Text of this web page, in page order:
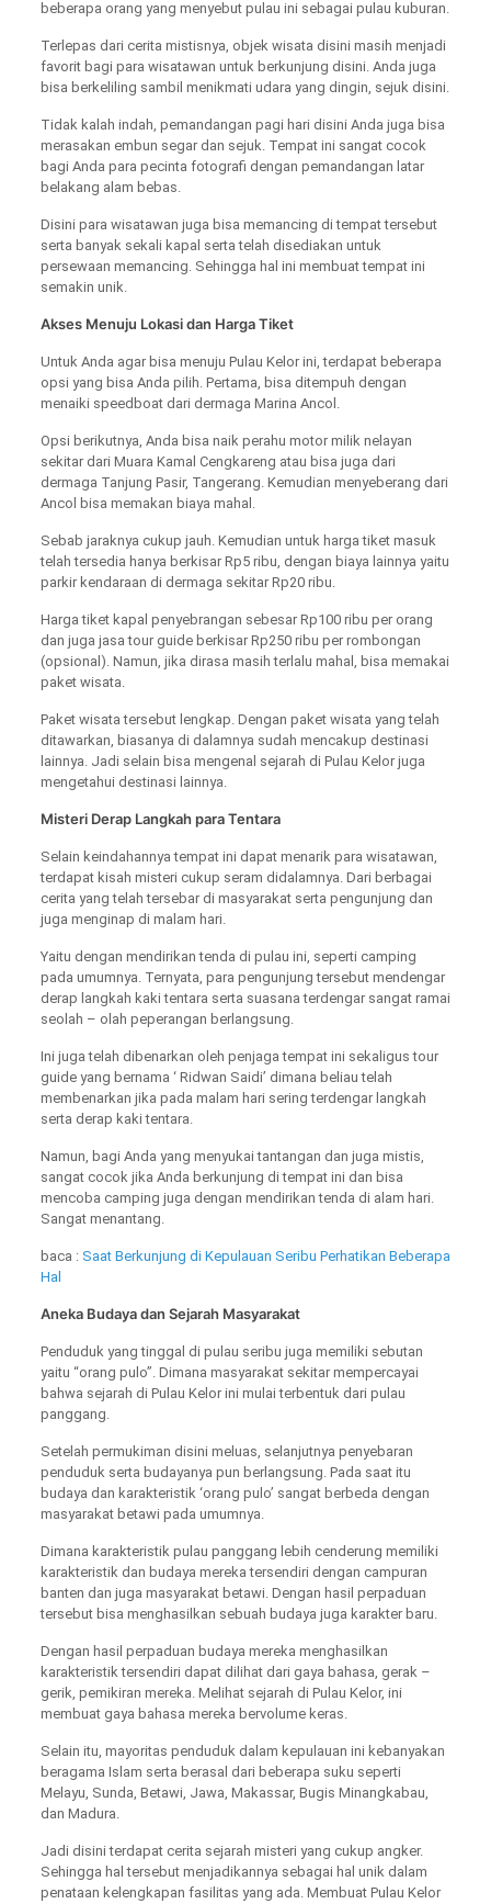
beberapa orang yang menyebut pulau ini sebagai pulau kuburan.
Terlepas dari cerita mistisnya, objek wisata disini masih menjadi
favorit bagi para wisatawan untuk berkunjung disini. Anda juga
bisa berkeliling sambil menikmati udara yang dingin, sejuk disini.
Tidak kalah indah, pemandangan pagi hari disini Anda juga bisa
merasakan embun segar dan sejuk. Tempat ini sangat cocok
bagi Anda para pecinta fotografi dengan pemandangan latar
belakang alam bebas.
Disini para wisatawan juga bisa memancing di tempat tersebut
serta banyak sekali kapal serta telah disediakan untuk
persewaan memancing. Sehingga hal ini membuat tempat ini
semakin unik.
Akses Menuju Lokasi dan Harga Tiket
Untuk Anda agar bisa menuju Pulau Kelor ini, terdapat beberapa
opsi yang bisa Anda pilih. Pertama, bisa ditempuh dengan
menaiki speedboat dari dermaga Marina Ancol.
Opsi berikutnya, Anda bisa naik perahu motor milik nelayan
sekitar dari Muara Kamal Cengkareng atau bisa juga dari
dermaga Tanjung Pasir, Tangerang. Kemudian menyeberang dari
Ancol bisa memakan biaya mahal.
Sebab jaraknya cukup jauh. Kemudian untuk harga tiket masuk
telah tersedia hanya berkisar Rp5 ribu, dengan biaya lainnya yaitu
parkir kendaraan di dermaga sekitar Rp20 ribu.
Harga tiket kapal penyebrangan sebesar Rp100 ribu per orang
dan juga jasa tour guide berkisar Rp250 ribu per rombongan
(opsional). Namun, jika dirasa masih terlalu mahal, bisa memakai
paket wisata.
Paket wisata tersebut lengkap. Dengan paket wisata yang telah
ditawarkan, biasanya di dalamnya sudah mencakup destinasi
lainnya. Jadi selain bisa mengenal sejarah di Pulau Kelor juga
mengetahui destinasi lainnya.
Misteri Derap Langkah para Tentara
Selain keindahannya tempat ini dapat menarik para wisatawan,
terdapat kisah misteri cukup seram didalamnya. Dari berbagai
cerita yang telah tersebar di masyarakat serta pengunjung dan
juga menginap di malam hari.
Yaitu dengan mendirikan tenda di pulau ini, seperti camping
pada umumnya. Ternyata, para pengunjung tersebut mendengar
derap langkah kaki tentara serta suasana terdengar sangat ramai
seolah – olah peperangan berlangsung.
Ini juga telah dibenarkan oleh penjaga tempat ini sekaligus tour
guide yang bernama ‘ Ridwan Saidi’ dimana beliau telah
membenarkan jika pada malam hari sering terdengar langkah
serta derap kaki tentara.
Namun, bagi Anda yang menyukai tantangan dan juga mistis,
sangat cocok jika Anda berkunjung di tempat ini dan bisa
mencoba camping juga dengan mendirikan tenda di alam hari.
Sangat menantang.
baca : Saat Berkunjung di Kepulauan Seribu Perhatikan Beberapa
Hal
Aneka Budaya dan Sejarah Masyarakat
Penduduk yang tinggal di pulau seribu juga memiliki sebutan
yaitu “orang pulo”. Dimana masyarakat sekitar mempercayai
bahwa sejarah di Pulau Kelor ini mulai terbentuk dari pulau
panggang.
Setelah permukiman disini meluas, selanjutnya penyebaran
penduduk serta budayanya pun berlangsung. Pada saat itu
budaya dan karakteristik ‘orang pulo’ sangat berbeda dengan
masyarakat betawi pada umumnya.
Dimana karakteristik pulau panggang lebih cenderung memiliki
karakteristik dan budaya mereka tersendiri dengan campuran
banten dan juga masyarakat betawi. Dengan hasil perpaduan
tersebut bisa menghasilkan sebuah budaya juga karakter baru.
Dengan hasil perpaduan budaya mereka menghasilkan
karakteristik tersendiri dapat dilihat dari gaya bahasa, gerak –
gerik, pemikiran mereka. Melihat sejarah di Pulau Kelor, ini
membuat gaya bahasa mereka bervolume keras.
Selain itu, mayoritas penduduk dalam kepulauan ini kebanyakan
beragama Islam serta berasal dari beberapa suku seperti
Melayu, Sunda, Betawi, Jawa, Makassar, Bugis Minangkabau,
dan Madura.
Jadi disini terdapat cerita sejarah misteri yang cukup angker.
Sehingga hal tersebut menjadikannya sebagai hal unik dalam
penataan kelengkapan fasilitas yang ada. Membuat Pulau Kelor